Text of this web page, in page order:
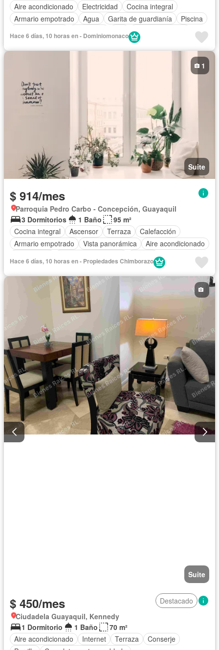
Aire acondicionado
Electricidad
Cocina integral
Armario empotrado
Agua Garita de guardianía
Piscina
Cocina equipada
Hace 6 días, 10 horas en - Dominiomonaco
Suite
1
$ 914/mes
Parroquia Pedro Carbo - Concepción, Guayaquil
3 Dormitorios
1 Baño
95 m²
Cocina integral
Ascensor Terraza
Calefacción
Armario empotrado
Vista panorámica
Aire acondicionado
Cancha de tenis
Acceso para personas con discapacidad
Jacuzzi
Sauna
Cuarto de servicio Electricidad
Chimenea
Conserje Seguridad
Estacionamiento
Gimnasio Área para niños
Internet
Sin amoblar
Hace 6 días, 10 horas en - Propiedades Chimborazo
Suite
$ 450/mes
Destacado
Ciudadela Guayaquil, Kennedy
1 Dormitorio
1 Baño
70 m²
Aire acondicionado
Internet Terraza
Conserje